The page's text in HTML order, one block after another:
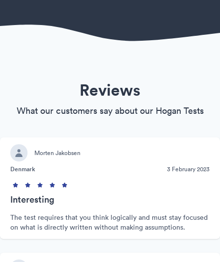
Reviews
What our customers say about our Hogan Tests
Morten Jakobsen
Denmark
3 February 2023
Interesting
The test requires that you think logically and must stay focused
on what is directly written without making assumptions.